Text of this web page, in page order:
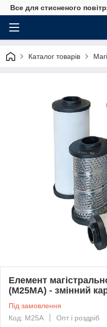
Все для стисненого
Каталог товарів
Елемент
(M25MA) - змінний
Під замовлення
Код: M25A
Опт і роздріб